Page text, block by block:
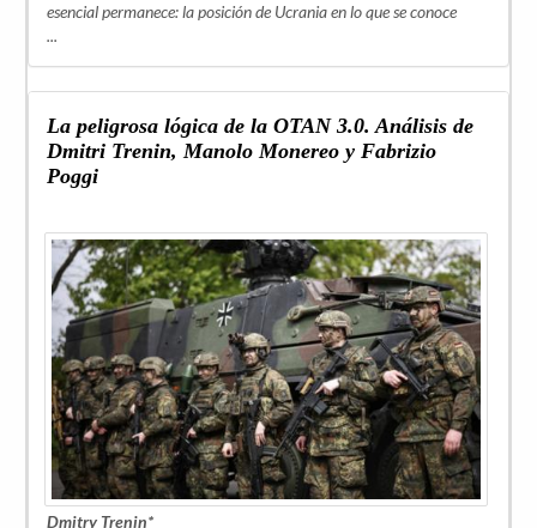
esencial permanece: la posición de Ucrania en lo que se conoce
...
La peligrosa lógica de la OTAN 3.0. Análisis de
Dmitri Trenin, Manolo Monereo y Fabrizio
Poggi
Dmitry Trenin*